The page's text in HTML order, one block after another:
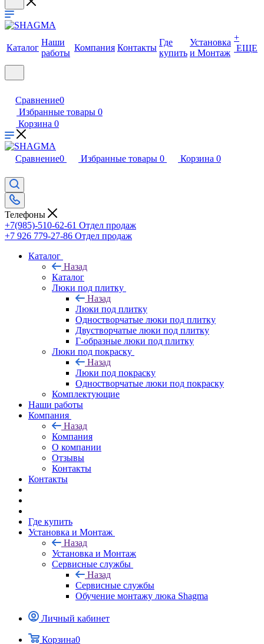
Каталог
Наши
работы
Компания Контакты
Где
купить
Установка
и Монтаж
+
ЕЩЕ
Сравнение0
Избранные товары 0
Корзина 0
Сравнение0 Избранные товары 0 Корзина 0
Телефоны
+7(985)-510-62-61 Отдел продаж
‪+7 926 779-27-86‬ Отдел продаж
Каталог
Назад
Каталог
Люки под плитку
Назад
Люки под плитку
Одностворчатые люки под плитку
Двустворчатые люки под плитку
Г-образные люки под плитку
Люки под покраску
Назад
Люки под покраску
Одностворчатые люки под покраску
Комплектующие
Наши работы
Компания
Назад
Компания
О компании
Отзывы
Контакты
Контакты
Где купить
Установка и Монтаж
Назад
Установка и Монтаж
Сервисные службы
Назад
Сервисные службы
Обучение монтажу люка Shagma
Личный кабинет
Корзина0